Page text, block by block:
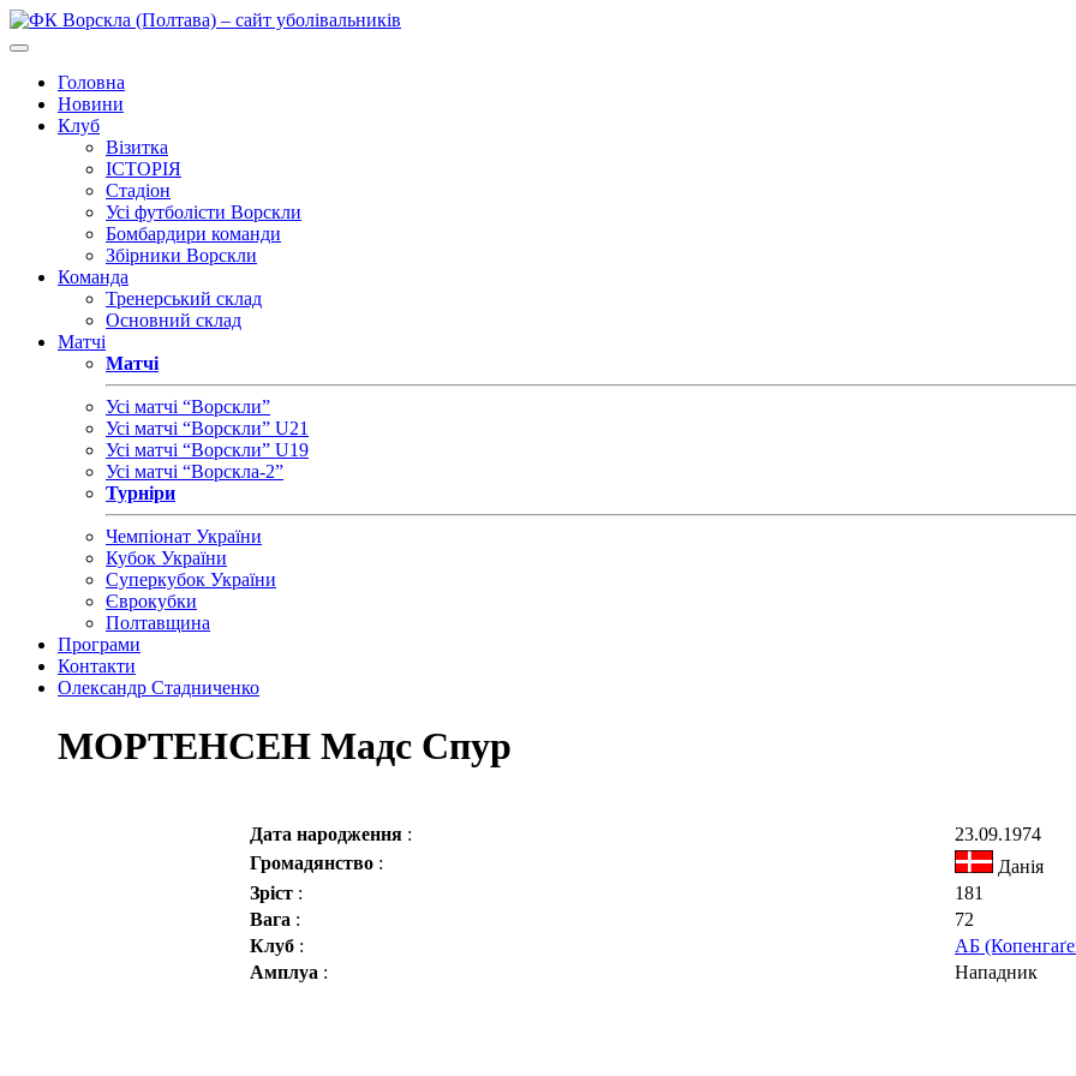
Головна
Новини
Клуб
Візитка
ІСТОРІЯ
Стадіон
Усі футболісти Ворскли
Бомбардири команди
Збірники Ворскли
Команда
Тренерський склад
Основний склад
Матчі
Матчі
Усі матчі “Ворскли”
Усі матчі “Ворскли” U21
Усі матчі “Ворскли” U19
Усі матчі “Ворскла-2”
Турніри
Чемпіонат України
Кубок України
Суперкубок України
Єврокубки
Полтавщина
Програми
Контакти
Олександр Стадниченко
МОРТЕНСЕН Мадс Спур
Дата народження :
23.09.1974
Громадянство :
Данія
Зріст :
181
Вага :
72
Клуб :
АБ
Амплуа : Нападник